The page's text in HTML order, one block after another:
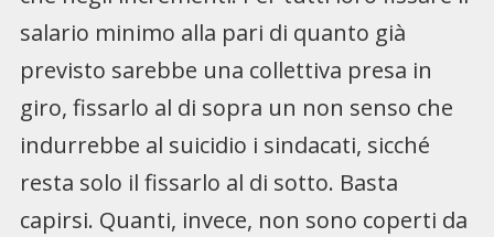
salario minimo alla pari di quanto già
previsto sarebbe una collettiva presa in
giro, fissarlo al di sopra un non senso che
indurrebbe al suicidio i sindacati, sicché
resta solo il fissarlo al di sotto. Basta
capirsi. Quanti, invece, non sono coperti da